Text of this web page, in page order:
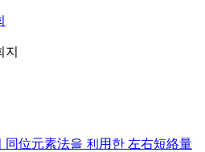
同位元素法을 利用한 左右短絡量